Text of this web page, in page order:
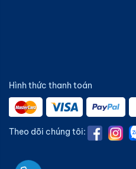
Hình thức thanh toán
Theo dõi chúng tôi: